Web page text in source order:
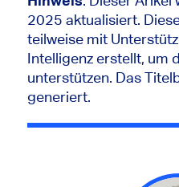
2025 aktualisiert.
teilweise mit
Intelligenz erstellt, um
unterstützen. Das
generiert.